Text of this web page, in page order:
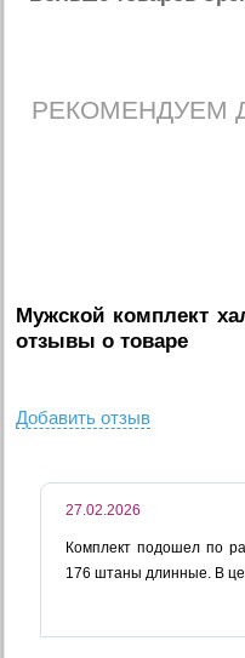
РЕКОМЕНДУЕМ
Мужской комплект
отзывы о товаре
Добавить отзыв
27.02.2026
Комплект подошел по
176 штаны длинные. В